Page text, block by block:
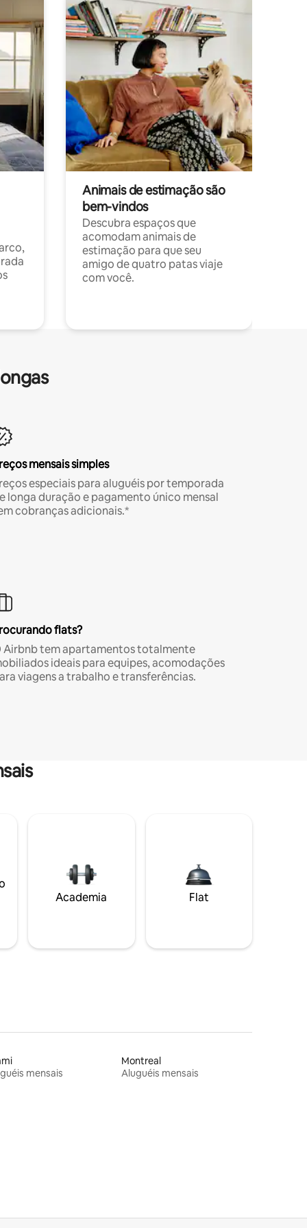
Animais de estimação são
bem-vindos
Descubra espaços que
acomodam animais de
estimação para que seu
amigo de quatro patas viaje
com você.
mensais simples
especiais para aluguéis por temporada
longa duração e pagamento único mensal
cobranças adicionais.*
flats?
Airbnb tem apartamentos totalmente
ideais para equipes, acomodações
viagens a trabalho e transferências.
Academia Flat
mensais
Montreal
Aluguéis mensais